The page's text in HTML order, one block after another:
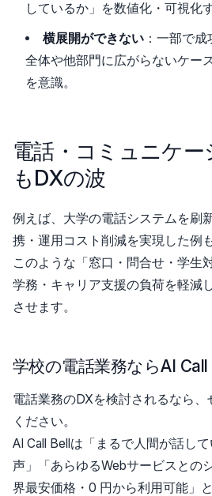
しているか」を数値化・可視化
横展開ができない：一部で成
全体や他部門に広がらないケー
を意識。
電話・コミュニケー
もDXの波
例えば、大学の電話システムを刷
携・運用コスト削減を実現した例
このような「窓口・問合せ・学生
学務・キャリア支援の負荷を軽減
させます。
学校の電話業務ならAI Call
電話業務のDXを検討されるなら、
ください。
AI Call Bellは「まるで人間が話し
声」「あらゆるWebサービスとの
界最安価格・0 円から利用可能」